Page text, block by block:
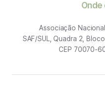
Associação
SAF/SUL, Quadra 2,
CEP 70070-